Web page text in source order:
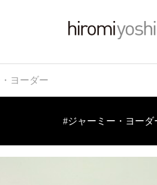
ヨーダー
#ジャーミー・ヨーダ